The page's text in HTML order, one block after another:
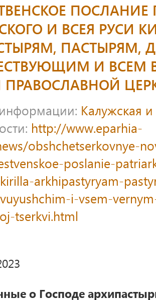
ПОСЛАНИЕ
И ВСЕЯ РУСИ
ПАСТЫРЯМ,
И ВСЕМ
ПРАВОСЛАВНОЙ
Калужская
http://www.eparhia-
obshchetserkovnye-
poslanie-
arkhipastyryam-
i-vsem-
tserkvi.html
о Господе